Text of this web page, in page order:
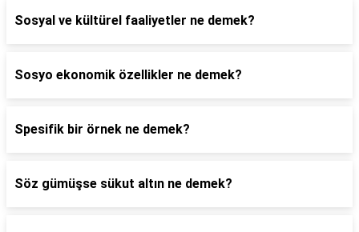
Sosyal ve kültürel faaliyetler ne demek?
Sosyo ekonomik özellikler ne demek?
Spesifik bir örnek ne demek?
Söz gümüşse sükut altın ne demek?